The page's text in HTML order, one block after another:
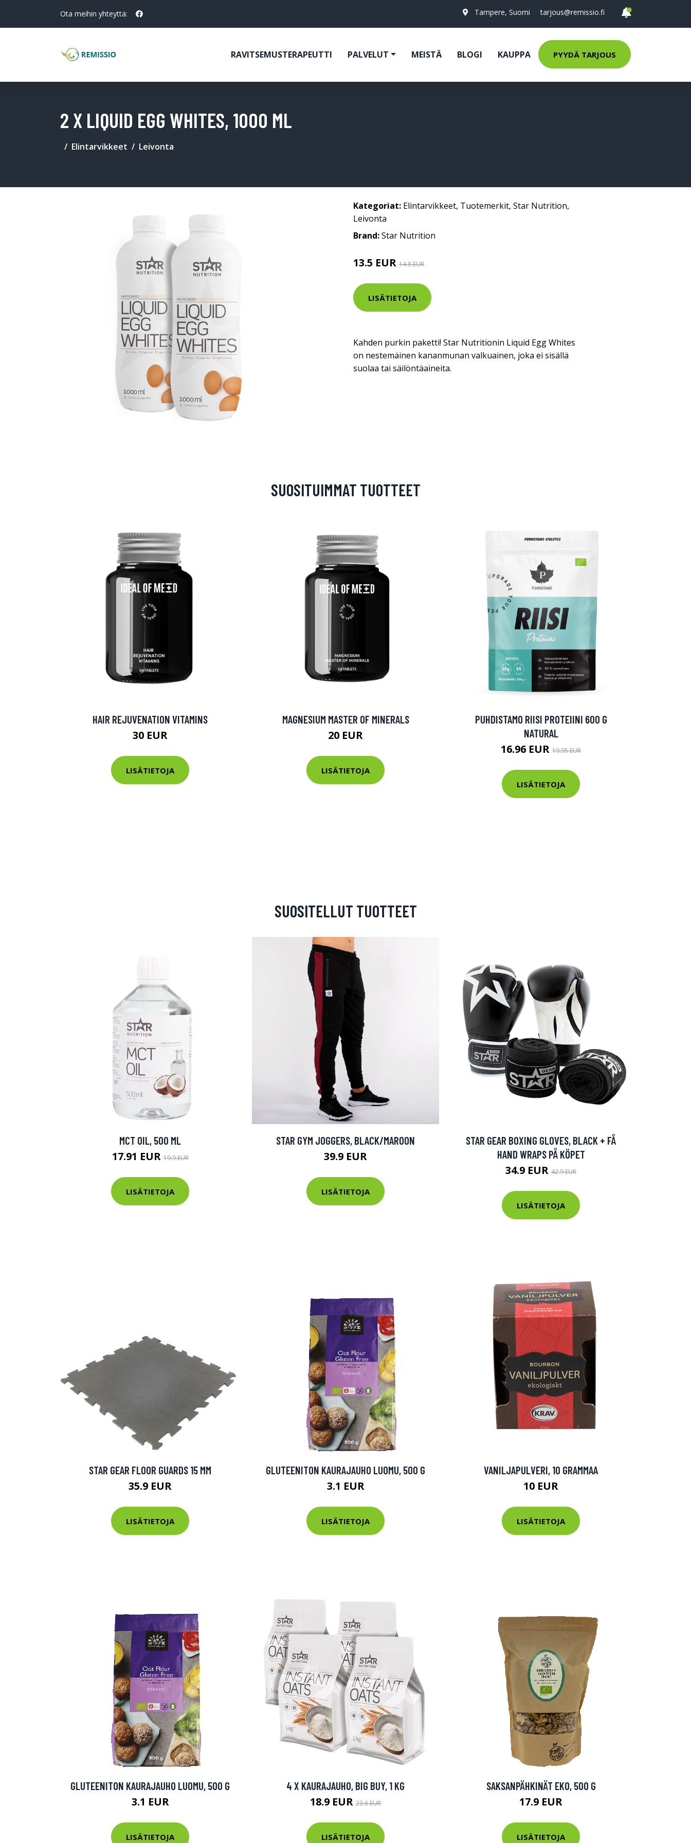
Ota meihin yhteyttä: Tampere, Suomi tarjous@remissio.fi
RAVITSEMUSTERAPEUTTI PALVELUT MEISTÄ BLOGI KAUPPA PYYDÄ TARJOUS
2 X LIQUID EGG WHITES, 1000 ML
Elintarvikkeet Leivonta
Kategoriat: Elintarvikkeet, Tuotemerkit, Star Nutrition,
Leivonta
Brand:Star Nutrition
13.5 EUR 14.8 EUR
LISÄTIETOJA
Kahden purkin paketti! Star Nutritionin Liquid Egg Whites
on nestemäinen kananmunan valkuainen, joka ei sisällä
suolaa tai säilöntäaineita.
SUOSITUIMMAT TUOTTEET
HAIR REJUVENATION VITAMINS
30 EUR
LISÄTIETOJA
MAGNESIUM MASTER OF MINERALS
20 EUR
LISÄTIETOJA
PUHDISTAMO RIISI PROTEIINI 600 G
NATURAL
16.96 EUR 19.95 EUR
LISÄTIETOJA
SUOSITELLUT TUOTTEET
MCT OIL, 500 ML
17.91 EUR19.9 EUR
LISÄTIETOJA
STAR GYM JOGGERS, BLACK/MAROON
39.9 EUR
LISÄTIETOJA
STAR GEAR BOXING GLOVES, BLACK + FÅ
HAND WRAPS PÅ KÖPET
34.9 EUR 42.9 EUR
LISÄTIETOJA
STAR GEAR FLOOR GUARDS 15 MM
35.9 EUR
LISÄTIETOJA
GLUTEENITON KAURAJAUHO LUOMU, 500 G
3.1 EUR
LISÄTIETOJA
VANILJAPULVERI, 10 GRAMMAA
10 EUR
LISÄTIETOJA
GLUTEENITON KAURAJAUHO LUOMU, 500 G
3.1 EUR
LISÄTIETOJA
4 X KAURAJAUHO, BIG BUY, 1 KG
18.9 EUR 23.6 EUR
LISÄTIETOJA
SAKSANPÄHKINÄT EKO, 500 G
17.9 EUR
LISÄTIETOJA
Erikoistarjous
Sponsoriltamme
IdealofMeD Kauppa
Kaikki IdealofMeDin tuotteet -20 %!
hintaan.